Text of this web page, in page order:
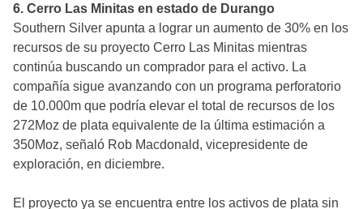
6. Cerro Las Minitas en estado de Durango
Southern Silver apunta a lograr un aumento de 30% en los
recursos de su proyecto Cerro Las Minitas mientras
continúa buscando un comprador para el activo. La
compañía sigue avanzando con un programa perforatorio
de 10.000m que podría elevar el total de recursos de los
272Moz de plata equivalente de la última estimación a
350Moz, señaló Rob Macdonald, vicepresidente de
exploración, en diciembre.
El proyecto ya se encuentra entre los activos de plata sin